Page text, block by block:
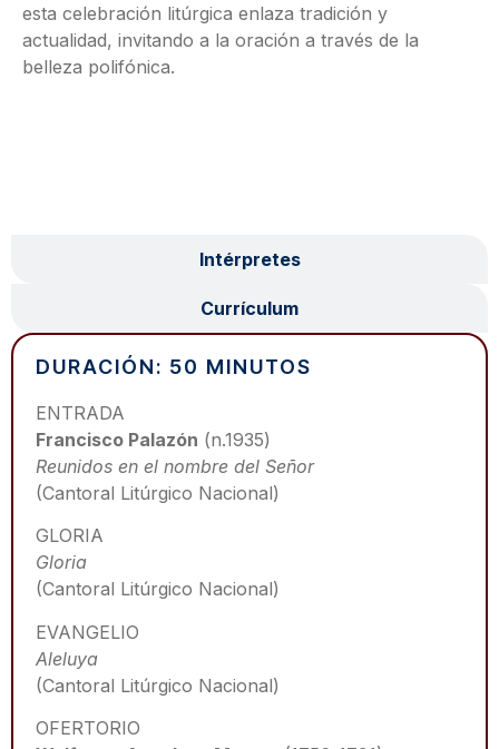
esta celebración litúrgica enlaza tradición y
actualidad, invitando a la oración a través de la
belleza polifónica.
Intérpretes
Currículum
DURACIÓN: 50 MINUTOS
ENTRADA
Francisco Palazón (n.1935)
Reunidos en el nombre del Señor
(Cantoral Litúrgico Nacional)
GLORIA
Gloria
(Cantoral Litúrgico Nacional)
EVANGELIO
Aleluya
(Cantoral Litúrgico Nacional)
OFERTORIO